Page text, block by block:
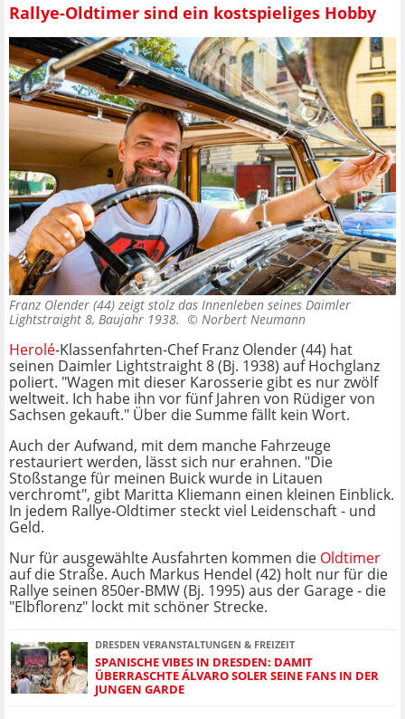
Rallye-Oldtimer sind ein kostspieliges Hobby
Franz Olender (44) zeigt stolz das Innenleben seines Daimler
Lightstraight 8, Baujahr 1938. © Norbert Neumann
Herolé-Klassenfahrten-Chef Franz Olender (44) hat
seinen Daimler Lightstraight 8 (Bj. 1938) auf Hochglanz
poliert. "Wagen mit dieser Karosserie gibt es nur zwölf
weltweit. Ich habe ihn vor fünf Jahren von Rüdiger von
Sachsen gekauft." Über die Summe fällt kein Wort.
Auch der Aufwand, mit dem manche Fahrzeuge
restauriert werden, lässt sich nur erahnen. "Die
Stoßstange für meinen Buick wurde in Litauen
verchromt", gibt Maritta Kliemann einen kleinen Einblick.
In jedem Rallye-Oldtimer steckt viel Leidenschaft - und
Geld.
Nur für ausgewählte Ausfahrten kommen die Oldtimer
auf die Straße. Auch Markus Hendel (42) holt nur für die
Rallye seinen 850er-BMW (Bj. 1995) aus der Garage - die
"Elbflorenz" lockt mit schöner Strecke.
DRESDEN VERANSTALTUNGEN & FREIZEIT
SPANISCHE VIBES IN DRESDEN: DAMIT
ÜBERRASCHTE ÁLVARO SOLER SEINE FANS IN DER
JUNGEN GARDE